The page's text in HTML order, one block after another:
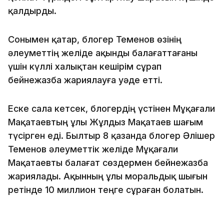
қалдырды.
Сонымен қатар, блогер Теменов өзінің
әлеуметтің желіде ақынды балағаттағаны
үшін күллі халықтан кешірім сұрап
бейнежазба жариялауға уәде етті.
Еске сала кетсек, блогердің үстінен Мұқағали
Мақатаевтың ұлы Жұлдыз Мақатаев шағым
түсірген еді. Былтыр 8 қазанда блогер Әлішер
Теменов әлеуметтік желіде Мұқағали
Мақатаевты балағат сөздермен бейнежазба
жариялады. Ақынның ұлы моральдық шығын
ретінде 10 миллион теңге сұраған болатын.